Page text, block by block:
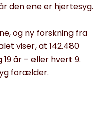
den ene er hjertesyg.
og ny forskning fra
viser, at 142.480
år – eller hvert 9.
forælder.